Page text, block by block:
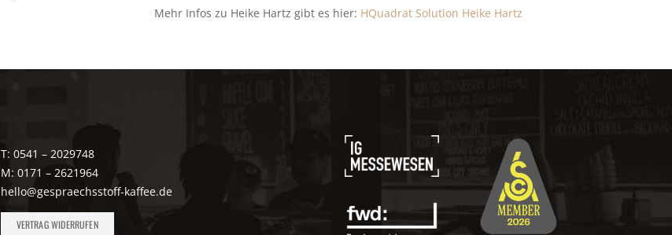
Mehr Infos zu Heike Hartz gibt es hier: HQuadrat Solution Heike Hartz
T: 0541 – 2029748
M: 0171 – 2621964
hello@gespraechsstoff-kaffee.de
VERTRAG WIDERRUFEN